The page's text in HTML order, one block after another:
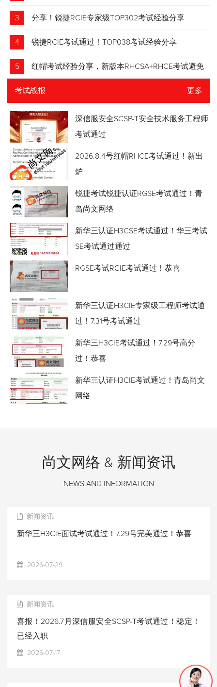
3 分享！锐捷RCIE专家级TOP302考试经验分享
4 锐捷RCIE考试通过！TOP038考试经验分享
5 红帽考试经验分享，新版本RHCSA+RHCE考试避免
踩坑
考试战报 更多
深信服安全SCSP-T安全技术服务工程师
考试通过
2026.8.4号红帽RHCE考试通过！新出
炉
锐捷考试锐捷认证RGSE考试通过！青
岛尚文网络
新华三认证H3CSE考试通过！华三考试
SE考试通过通过
RGSE考试RCIE考试通过！恭喜
新华三认证H3CIE专家级工程师考试通
过！7.31号考试通过
新华三H3CIE考试通过！7.29号高分
过！恭喜
新华三认证H3CIE考试通过！青岛尚文
网络
尚文网络 & 新闻资讯
NEWS AND INFORMATION
新闻资讯
新华三H3CIE面试考试通过！7.29号完美通过！恭喜
2026-07-29
新闻资讯
喜报！2026.7月深信服安全SCSP-T考试通过！稳定！
已经入职
2026-07-17